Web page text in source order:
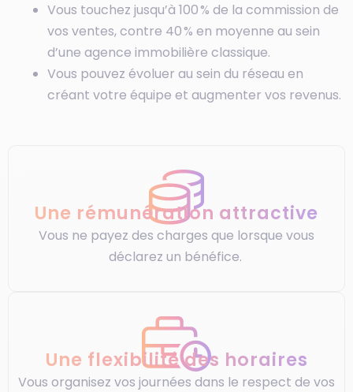
Vous touchez jusqu’à 100 % de la commission de
vos ventes, contre 40 % en moyenne au sein
d’une agence immobilière classique.
Vous pouvez évoluer au sein du réseau en
créant votre équipe et augmenter vos revenus.
Une rémunération attractive
Vous ne payez des charges que lorsque vous
déclarez un bénéfice.
Une flexibilité des horaires
Vous organisez vos journées dans le respect de vos